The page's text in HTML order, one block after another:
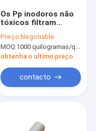
Os Pp inodoros não
tóxicos filtram
ao meio ambiente de
papel densamente
Preço:Negotiable
MOQ:1000 quilogramas/quilogramas (Mínimo Ordem)
obtenha o ultimo preço
contacto